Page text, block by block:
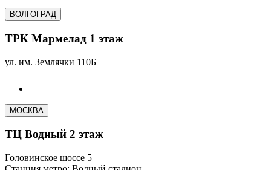
ВОЛГОГРАД
ТРК Мармелад 1 этаж
ул. им. Землячки 110Б
МОСКВА
ТЦ Водный 2 этаж
Головинское шоссе 5